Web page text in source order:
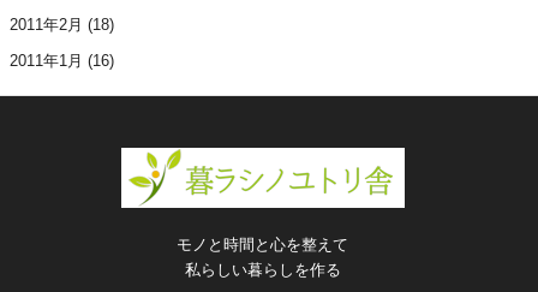
2011年2月 (18)
2011年1月 (16)
モノと時間と心を整えて
私らしい暮らしを作る